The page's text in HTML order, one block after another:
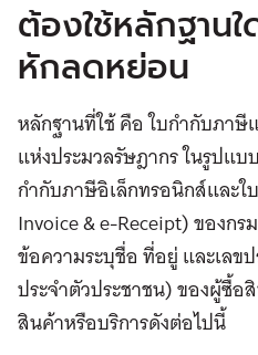
ต้องใช้หลักฐานใ
หักลดหย่อน
หลักฐานที่ใช้ คือ ใบกำกับภา
แห่งประมวลรัษฎากร ในรูปแ
กำกับภาษีอิเล็กทรอนิกส์และใ
Invoice & e-Receipt) ของก
ข้อความระบุชื่อ ที่อยู่ และเลข
ประจำตัวประชาชน) ของผู้ซื้อ
สินค้าหรือบริการดังต่อไปนี้